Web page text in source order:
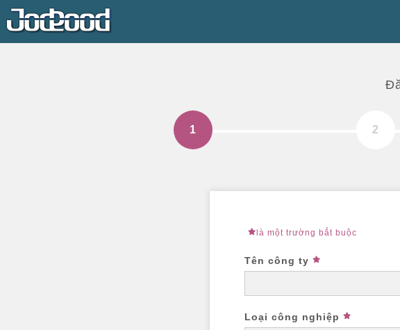
là một trường bắt buộc
Tên công ty
Loại công nghiệp